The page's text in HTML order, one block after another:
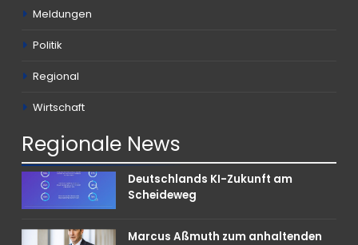
Meldungen
Politik
Regional
Wirtschaft
Regionale News
Deutschlands KI-Zukunft am
Scheideweg
Marcus Aßmuth zum anhaltenden